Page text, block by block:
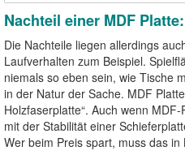
Nachteil einer MDF
Die Nachteile liegen allerdings
Laufverhalten zum Beispiel.
niemals so eben sein, wie Tische
in der Natur der Sache. MDF
Holzfaserplatte“. Auch wenn
mit der Stabilität einer
Wer beim Preis spart, muss das in